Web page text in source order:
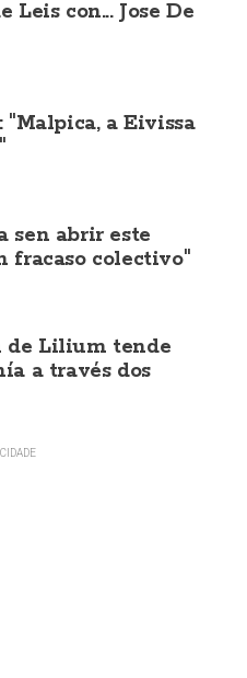
con... Jose De
"Malpica, a Eivissa
sen abrir este
fracaso colectivo"
de Lilium tende
a través dos